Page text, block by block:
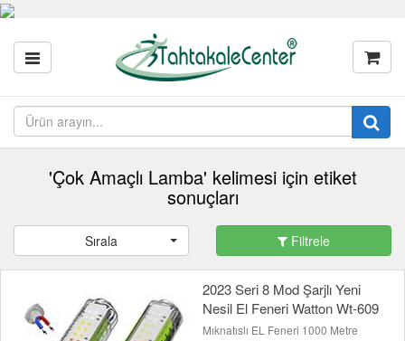
'Çok Amaçlı Lamba' kelimesi için etiket
sonuçları
Sırala Filtrele
2023 Seri 8 Mod Şarjlı Yeni
Nesil El Feneri Watton Wt-609
Mıknatıslı EL Feneri 1000 Metre